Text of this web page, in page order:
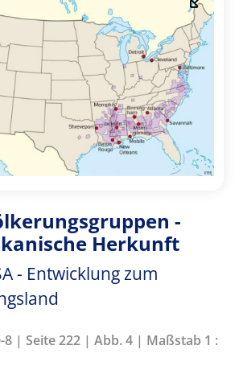
-
Herkunft
- Entwicklung zum
8 | Seite 222 | Abb. 4 | Maßstab 1 :